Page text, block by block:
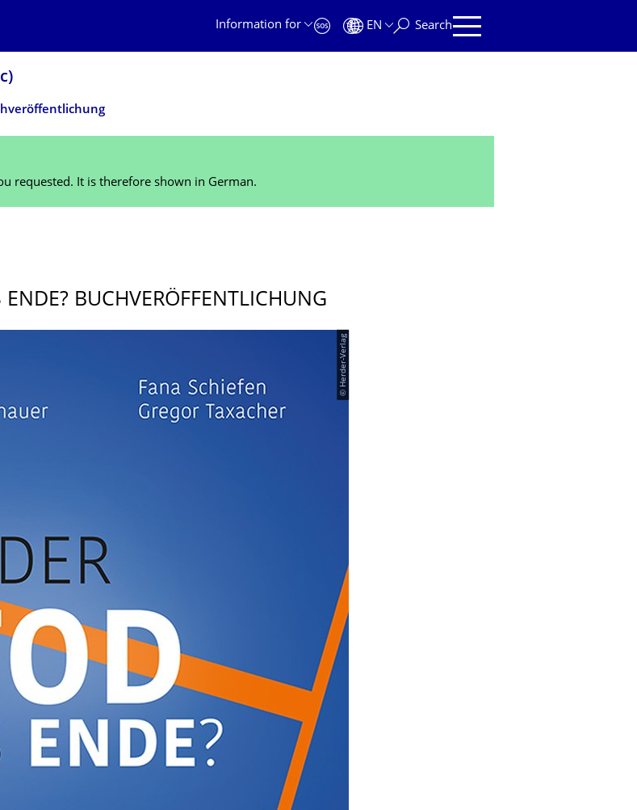
Information for
EN Search
requested. It is therefore shown in German.
ENDE? BUCHVERÖFFENT­LICHUNG
© Herder-Verlag